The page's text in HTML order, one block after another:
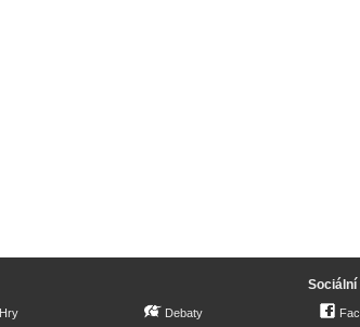
Hry Debaty
Sociální